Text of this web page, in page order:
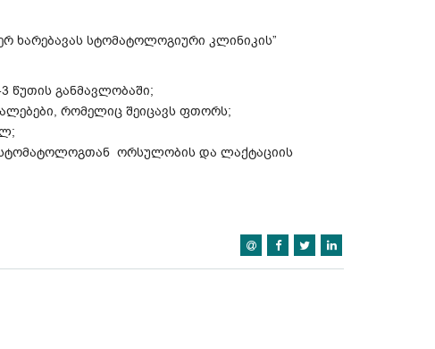
ხარებავას სტომატოლოგიური კლინიკის”
წუთის განმავლობაში;
რომელიც შეიცავს ფთორს;
ორსულობის და ლაქტაციის